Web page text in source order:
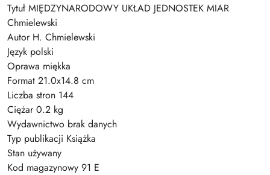
Tytuł MIĘDZYNARODOWY UKŁAD JEDNOSTEK MIAR
Chmielewski
Autor H. Chmielewski
Język polski
Oprawa miękka
Format 21.0x14.8 cm
Liczba stron 144
Ciężar 0.2 kg
Wydawnictwo brak danych
Typ publikacji Książka
Stan używany
Kod magazynowy 91 E